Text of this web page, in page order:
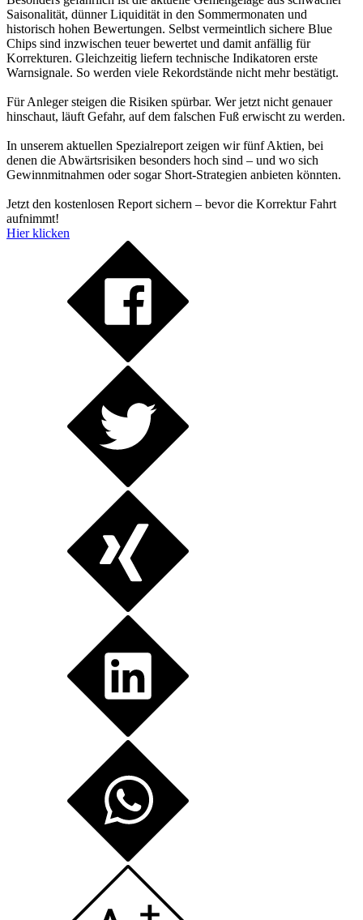
Saisonalität, dünner Liquidität in den Sommermonaten und
historisch hohen Bewertungen. Selbst vermeintlich sichere Blue
Chips sind inzwischen teuer bewertet und damit anfällig für
Korrekturen. Gleichzeitig liefern technische Indikatoren erste
Warnsignale. So werden viele Rekordstände nicht mehr bestätigt.
Für Anleger steigen die Risiken spürbar. Wer jetzt nicht genauer
hinschaut, läuft Gefahr, auf dem falschen Fuß erwischt zu werden.
In unserem aktuellen Spezialreport zeigen wir fünf Aktien, bei
denen die Abwärtsrisiken besonders hoch sind – und wo sich
Gewinnmitnahmen oder sogar Short-Strategien anbieten könnten.
Jetzt den kostenlosen Report sichern – bevor die Korrektur Fahrt
aufnimmt!
Hier klicken